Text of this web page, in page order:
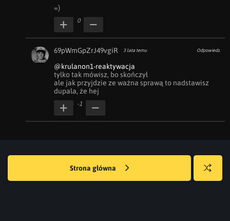
=)
0
69pWmGpZrJ49vgiR 3 lata temu Odpowiedz
@krulanon1-reaktywacja
tylko tak mówisz, bo skończył
ale jak przyjdzie ze ważna sprawą to nadstawisz
dupala, że hej
-1
Strona główna